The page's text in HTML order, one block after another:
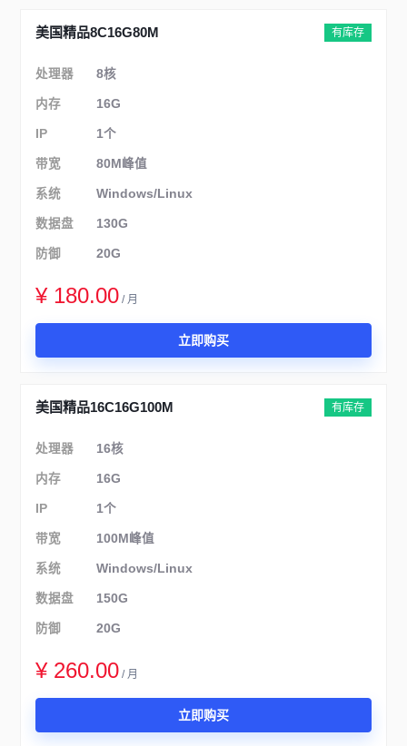
美国精品8C16G80M 有库存
处理器 8核
内存 16G
IP 1个
带宽 80M峰值
系统 Windows/Linux
数据盘 130G
防御 20G
¥ 180.00 / 月
立即购买
美国精品16C16G100M 有库存
处理器 16核
内存 16G
IP 1个
带宽 100M峰值
系统 Windows/Linux
数据盘 150G
防御 20G
¥ 260.00 / 月
立即购买